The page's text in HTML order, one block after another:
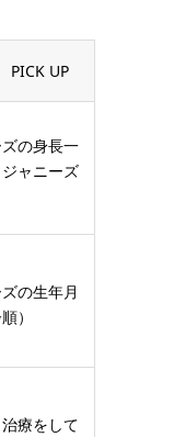
PICK UP
の身長一
ャニーズ
の生年月
）
療をして